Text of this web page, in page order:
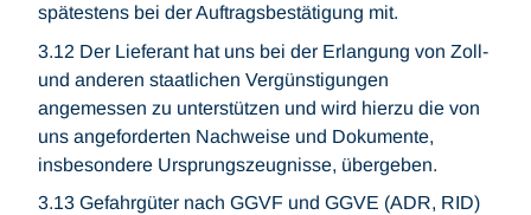
spätestens bei der Auftragsbestätigung mit.
3.12 Der Lieferant hat uns bei der Erlangung von Zoll-
und anderen staatlichen Vergünstigungen
angemessen zu unterstützen und wird hierzu die von
uns angeforderten Nachweise und Dokumente,
insbesondere Ursprungszeugnisse, übergeben.
3.13 Gefahrgüter nach GGVF und GGVE (ADR, RID)